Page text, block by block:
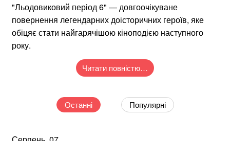
"Льодовиковий період 6" — довгоочікуване
повернення легендарних доісторичних героїв, яке
обіцяє стати найгарячішою кіноподією наступного
року.
Читати повністю…
Останні Популярні